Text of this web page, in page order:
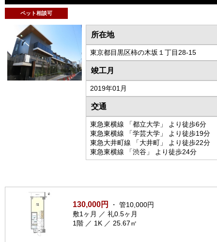
ペット相談可
所在地
東京都目黒区柿の木坂１丁目28-15
竣工月
2019年01月
交通
東急東横線 「都立大学」 より徒歩6分
東急東横線 「学芸大学」 より徒歩19分
東急大井町線 「大井町」 より徒歩22分
東急東横線 「渋谷」 より徒歩24分
130,000円
・ 管10,000円
敷1ヶ月 ／ 礼0.5ヶ月
1階 ／ 1K ／ 25.67㎡